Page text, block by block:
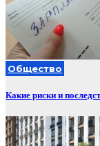
Общество
Какие риски и